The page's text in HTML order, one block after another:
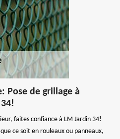
Pose de grillage à
faites confiance à LM Jardin 34!
ce soit en rouleaux ou panneaux,